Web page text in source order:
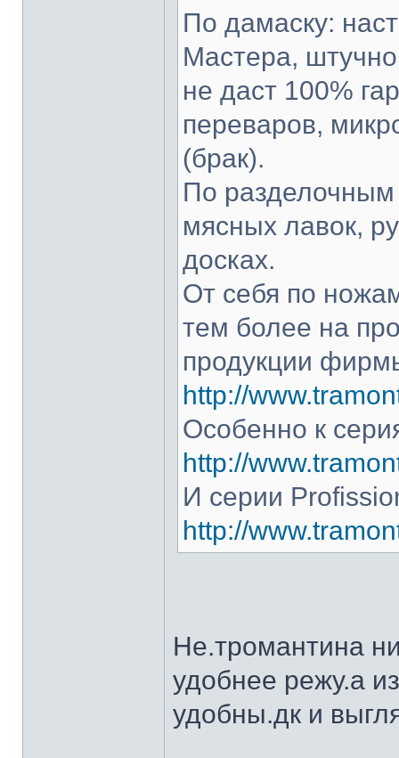
По дамаску:
Мастера,
не даст 100%
переваров,
(брак).
По разделочным
мясных лавок,
досках.
От себя по
тем более на
продукции
http://
Особенно к
http://
И серии
http://
Не.тромантина
удобнее режу.а
удобны.дк и